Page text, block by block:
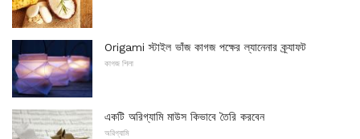
Origami স্টাইল ভাঁজ কাগজ পক্ষের ল্যানেনার ক্র্যাফট
কাগজ শিলা
একটি অরিগ্যামি মাউস কিভাবে তৈরি করবেন
অরিগ্যামি